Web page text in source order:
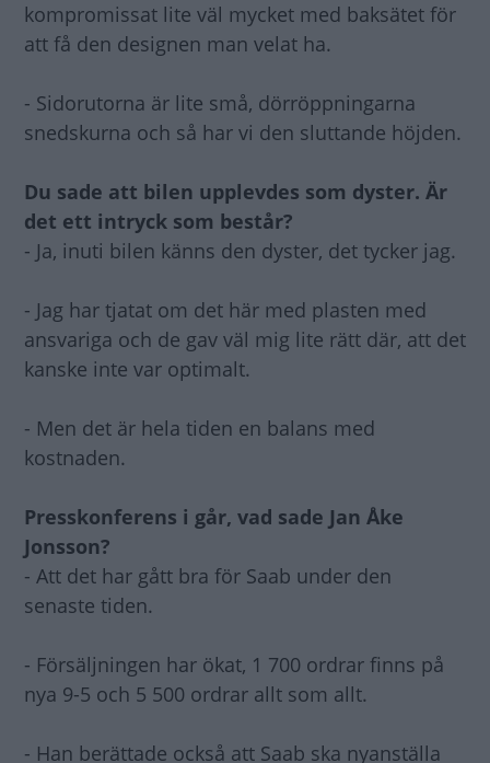
kompromissat lite väl mycket med baksätet för
att få den designen man velat ha.
- Sidorutorna är lite små, dörröppningarna
snedskurna och så har vi den sluttande höjden.
Du sade att bilen upplevdes som dyster. Är
det ett intryck som består?
- Ja, inuti bilen känns den dyster, det tycker jag.
- Jag har tjatat om det här med plasten med
ansvariga och de gav väl mig lite rätt där, att det
kanske inte var optimalt.
- Men det är hela tiden en balans med
kostnaden.
Presskonferens i går, vad sade Jan Åke
Jonsson?
- Att det har gått bra för Saab under den
senaste tiden.
- Försäljningen har ökat, 1 700 ordrar finns på
nya 9-5 och 5 500 ordrar allt som allt.
- Han berättade också att Saab ska nyanställa